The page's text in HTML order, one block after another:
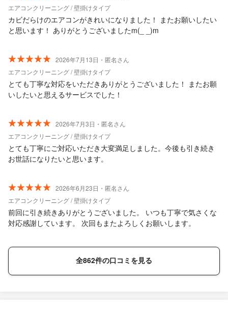
エアコンクリーニング / 壁掛けタイプ
カビだらけのエアコンがきれいになりました！ またお願いしたい
と思います！ ありがとうございましたm(_ _)m
2026年7月13日・匿名さん
エアコンクリーニング / 壁掛けタイプ
とても丁寧な対応をいただきありがとうございました！ またお願
いしたいと思えるサービスでした！
2026年7月3日・匿名さん
エアコンクリーニング / 壁掛けタイプ
とても丁寧にご対応いただき大変満足しました。今後も引き続き
お世話になりたいと思います。
2026年6月23日・匿名さん
エアコンクリーニング / 壁掛けタイプ
前回に引き続きありがとうございました。 いつも丁寧で気さくな
対応感謝しています。 次回もまたよろしくお願いします。
全862件の口コミを見る